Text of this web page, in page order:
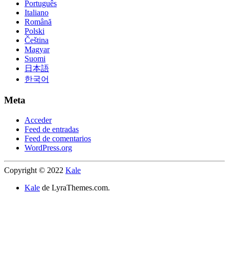
Português
Italiano
Română
Polski
Čeština
Magyar
Suomi
日本語
한국어
Meta
Acceder
Feed de entradas
Feed de comentarios
WordPress.org
Copyright © 2022 Kale
Kale de LyraThemes.com.